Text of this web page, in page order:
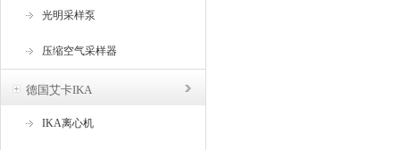
光明采样泵
压缩空气采样器
德国艾卡IKA
IKA离心机